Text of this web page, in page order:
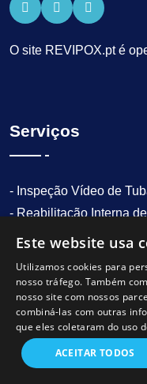
O site REVIPOX.pt é
Serviços
- Inspeção Vídeo de
- Reabilitação Interna
- CIPP Epoxy Lining
- Reparação de fugas
- Reparação de
- Renovação de canos
- Inspeção Vídeo de
Este website usa
Utilizamos cookies para
nosso tráfego. Também
nosso site com nossos
combiná-las com outras
que eles coletaram do uso
ACEITAR TODOS